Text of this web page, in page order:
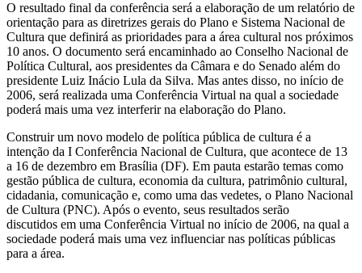
O resultado final da conferência será a elaboração de um relatório de
orientação para as diretrizes gerais do Plano e Sistema Nacional de
Cultura que definirá as prioridades para a área cultural nos próximos
10 anos. O documento será encaminhado ao Conselho Nacional de
Política Cultural, aos presidentes da Câmara e do Senado além do
presidente Luiz Inácio Lula da Silva. Mas antes disso, no início de
2006, será realizada uma Conferência Virtual na qual a sociedade
poderá mais uma vez interferir na elaboração do Plano.
Construir um novo modelo de política pública de cultura é a
intenção da I Conferência Nacional de Cultura, que acontece de 13
a 16 de dezembro em Brasília (DF). Em pauta estarão temas como
gestão pública de cultura, economia da cultura, patrimônio cultural,
cidadania, comunicação e, como uma das vedetes, o Plano Nacional
de Cultura (PNC). Após o evento, seus resultados serão
discutidos em uma Conferência Virtual no início de 2006, na qual a
sociedade poderá mais uma vez influenciar nas políticas públicas
para a área.